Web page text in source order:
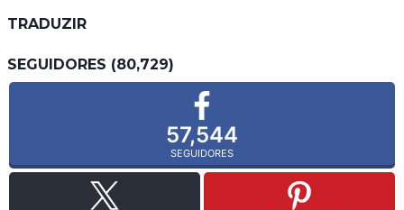
TRADUZIR
SEGUIDORES (80,729)
57,544
SEGUIDORES